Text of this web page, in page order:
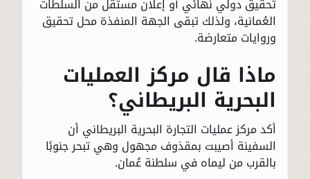
تحقيق دولي نهائي أو إعلان مستقل من السلطات
العُمانية، ولذلك تبقى الجهة المنفذة محل تحقيق
وروايات متعارضة.
ماذا قال مركز العمليات
البحرية البريطاني؟
أكد مركز عمليات التجارة البحرية البريطاني أن
السفينة أصيبت بمقذوف مجهول وهي تبحر جنوبًا
بالقرب من ليماه في سلطنة عُمان.